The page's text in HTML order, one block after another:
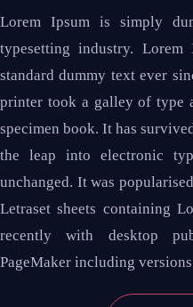
Lorem Ipsum is simply
typesetting industry. Lorem
standard dummy text ever
printer took a galley of type
specimen book. It has
the leap into electronic
unchanged. It was
Letraset sheets containing
recently with desktop
PageMaker including